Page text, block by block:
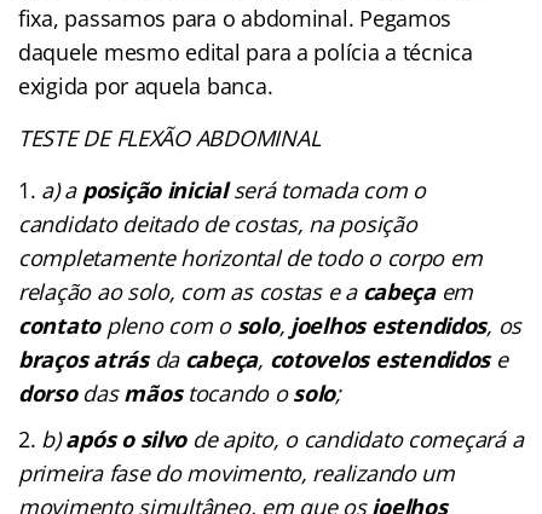
fixa, passamos para o abdominal. Pegamos
daquele mesmo edital para a polícia a técnica
exigida por aquela banca.
TESTE DE FLEXÃO ABDOMINAL
a) a posição inicialserá tomada com o
candidato deitado de costas, na posição
completamente horizontal de todo o corpo em
relação ao solo, com as costas e a cabeçaem
contatopleno com o solo, joelhos estendidos, os
braços atrásda cabeça, cotovelos estendidose
dorsodasmãostocando osolo;
b)após o silvode apito, o candidato começará a
primeira fase do movimento, realizando um
movimento simultâneo, em que osjoelhos